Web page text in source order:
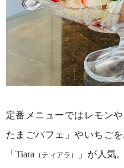
定番メニューではレモン
たまごパフェ」やいちご
「Tiara （ティアラ）
」が人気